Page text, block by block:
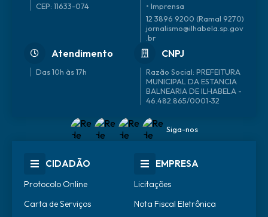
CEP: 11633-074
• Imprensa
12 3896 9200 (Ramal 9270)
jornalismo@ilhabela.sp.gov
.br
Atendimento
Das 10h às 17h
CNPJ
46.482.865/0001-32
Siga-nos
CIDADÃO
Protocolo Online
Carta de Serviços
EMPRESA
Licitações
Nota Fiscal Eletrônica